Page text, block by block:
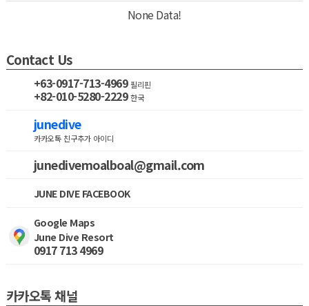
None Data!
Contact Us
+63-0917-713-4969 필리핀
+82-010-5280-2229 한국
junedive
카카오톡 친구추가 아이디
junedivemoalboal@gmail.com
JUNE DIVE FACEBOOK
Google Maps
June Dive Resort
0917 713 4969
카카오톡 채널